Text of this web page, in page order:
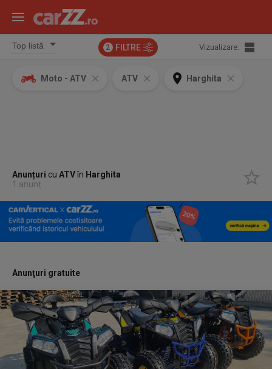
2 FILTRE Vizualizare:
Moto - ATV ATV Harghita
Anunțuri cuATVîn Harghita
1 anunț
Anunţuri gratuite